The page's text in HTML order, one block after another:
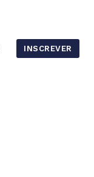
INSCREVER